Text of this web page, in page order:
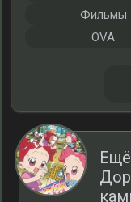
Фильмы
OVA